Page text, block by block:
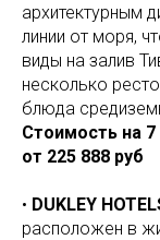
архитектурным
линии от моря,
виды на залив
несколько
блюда
Стоимость на
от 225 888 руб
• DUKLEY
расположен в